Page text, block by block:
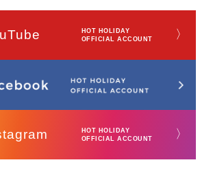
HOT HOLIDAY
OFFICIAL ACCOUNT
〉
HOT HOLIDAY
OFFICIAL ACCOUNT
〉